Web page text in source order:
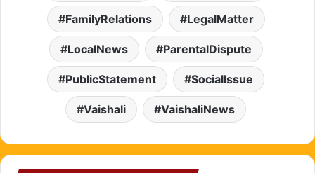
FamilyRelations LegalMatter
LocalNews ParentalDispute
PublicStatement SocialIssue
Vaishali VaishaliNews